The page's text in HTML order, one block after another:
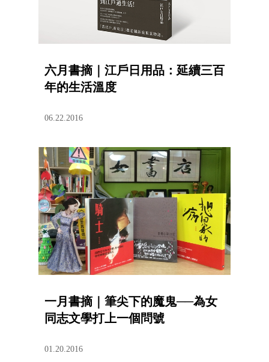
六月書摘｜江戶日用品：延續三百
年的生活溫度
06.22.2016
一月書摘｜筆尖下的魔鬼──為女
同志文學打上一個問號
01.20.2016